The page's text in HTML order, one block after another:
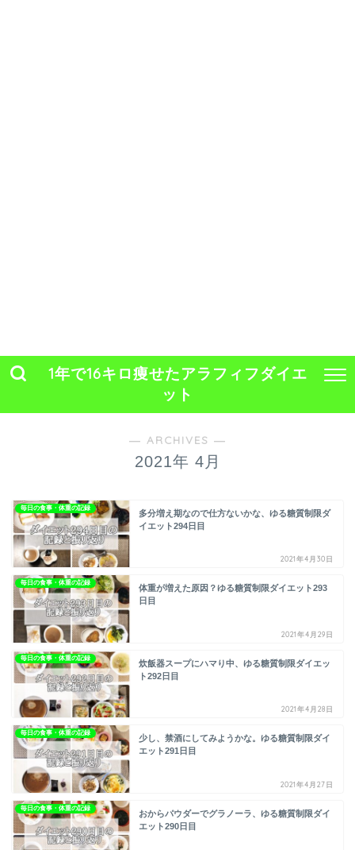
1年で16キロ痩せたアラフィフダイエ
ット
― ARCHIVES ―
2021年 4月
毎日の食事・体重の記録
多分増え期なので仕方ないかな、ゆる糖質制限ダ
イエット294日目
2021年4月30日
毎日の食事・体重の記録
体重が増えた原因？ゆる糖質制限ダイエット293
日目
2021年4月29日
毎日の食事・体重の記録
炊飯器スープにハマり中、ゆる糖質制限ダイエッ
ト292日目
2021年4月28日
毎日の食事・体重の記録
少し、禁酒にしてみようかな。ゆる糖質制限ダイ
エット291日目
2021年4月27日
毎日の食事・体重の記録
おからパウダーでグラノーラ、ゆる糖質制限ダイ
エット290日目